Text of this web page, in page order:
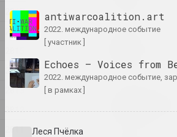
2017
2016
2014
2013
2012
2025, серия
antiwarcoalition.art
2022. международное событие
[ участник ]
Echoes – Voices from
2022. международное событие, зарубежное
[ в рамках ]
Леся Пчёлка